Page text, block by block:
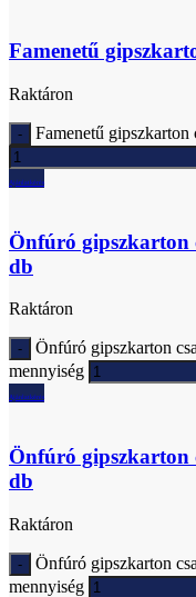
Famenetű
Raktáron
Famenetű
Ajánlatkérés
Önfúró gipszkarton
db
Raktáron
Önfúró gipszkarton
mennyiség
Ajánlatkérés
Önfúró gipszkarton
db
Raktáron
Önfúró gipszkarton
mennyiség